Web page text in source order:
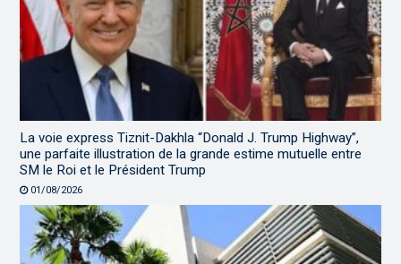
La voie express Tiznit-Dakhla “Donald J. Trump Highway”,
une parfaite illustration de la grande estime mutuelle entre
SM le Roi et le Président Trump
01/08/2026